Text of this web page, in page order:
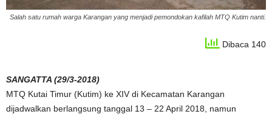
Salah satu rumah warga Karangan yang menjadi pemondokan kafilah MTQ Kutim nanti.
Dibaca 140
SANGATTA (29/3-2018)
MTQ Kutai Timur (Kutim) ke XIV di Kecamatan Karangan
dijadwalkan berlangsung tanggal 13 – 22 April 2018, namun